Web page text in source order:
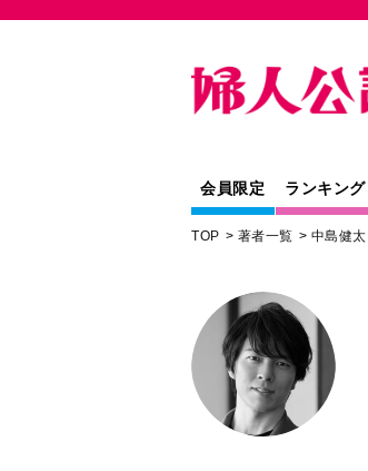
会員限定 ランキング
TOP 著者一覧 中島健太